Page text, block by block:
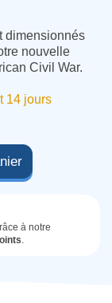
dimensionnés
nouvelle
Civil War.
14 jours
à notre
.